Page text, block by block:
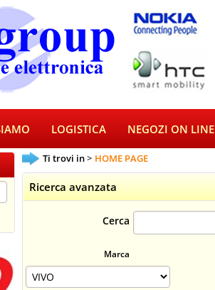
LOGISTICA NEGOZI ON LINE
Ti trovi in HOME PAGE
Ricerca avanzata
Cerca
Marca